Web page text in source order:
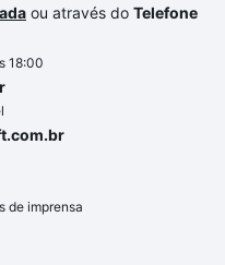
ou através do Telefone
18:00
de imprensa